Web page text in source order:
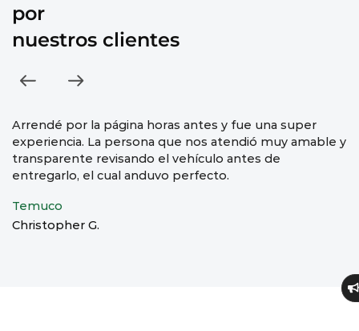
por
nuestros clientes
Arrendé por la página horas antes y fue una super
experiencia. La persona que nos atendió muy amable y
transparente revisando el vehículo antes de
entregarlo, el cual anduvo perfecto.
Temuco
Christopher G.